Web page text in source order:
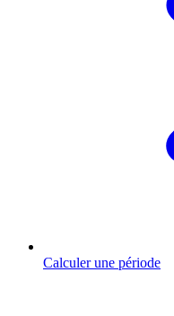
Calculer une période